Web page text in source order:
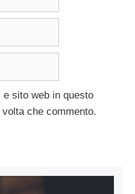
sito web in questo
che commento.